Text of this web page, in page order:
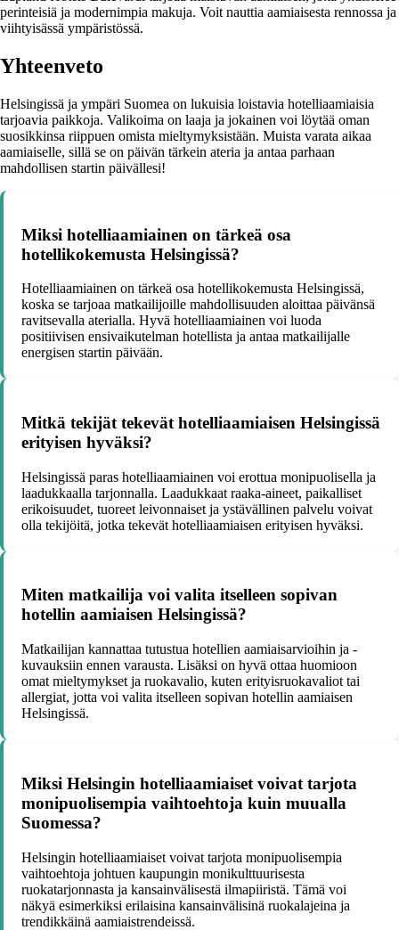
perinteisiä ja modernimpia makuja. Voit nauttia aamiaisesta rennossa ja
viihtyisässä ympäristössä.
Yhteenveto
Helsingissä ja ympäri Suomea on lukuisia loistavia hotelliaamiaisia
tarjoavia paikkoja. Valikoima on laaja ja jokainen voi löytää oman
suosikkinsa riippuen omista mieltymyksistään. Muista varata aikaa
aamiaiselle, sillä se on päivän tärkein ateria ja antaa parhaan
mahdollisen startin päivällesi!
Miksi hotelliaamiainen on tärkeä osa
hotellikokemusta Helsingissä?
Hotelliaamiainen on tärkeä osa hotellikokemusta Helsingissä,
koska se tarjoaa matkailijoille mahdollisuuden aloittaa päivänsä
ravitsevalla aterialla. Hyvä hotelliaamiainen voi luoda
positiivisen ensivaikutelman hotellista ja antaa matkailijalle
energisen startin päivään.
Mitkä tekijät tekevät hotelliaamiaisen Helsingissä
erityisen hyväksi?
Helsingissä paras hotelliaamiainen voi erottua monipuolisella ja
laadukkaalla tarjonnalla. Laadukkaat raaka-aineet, paikalliset
erikoisuudet, tuoreet leivonnaiset ja ystävällinen palvelu voivat
olla tekijöitä, jotka tekevät hotelliaamiaisen erityisen hyväksi.
Miten matkailija voi valita itselleen sopivan
hotellin aamiaisen Helsingissä?
Matkailijan kannattaa tutustua hotellien aamiaisarvioihin ja -
kuvauksiin ennen varausta. Lisäksi on hyvä ottaa huomioon
omat mieltymykset ja ruokavalio, kuten erityisruokavaliot tai
allergiat, jotta voi valita itselleen sopivan hotellin aamiaisen
Helsingissä.
Miksi Helsingin hotelliaamiaiset voivat tarjota
monipuolisempia vaihtoehtoja kuin muualla
Suomessa?
Helsingin hotelliaamiaiset voivat tarjota monipuolisempia
vaihtoehtoja johtuen kaupungin monikulttuurisesta
ruokatarjonnasta ja kansainvälisestä ilmapiiristä. Tämä voi
näkyä esimerkiksi erilaisina kansainvälisinä ruokalajeina ja
trendikkäinä aamiaistrendeissä.